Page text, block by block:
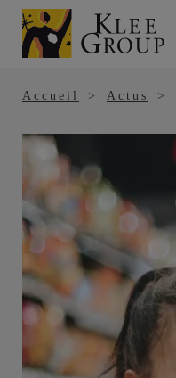
Aller
au
contenu
principal
Accueil Actus